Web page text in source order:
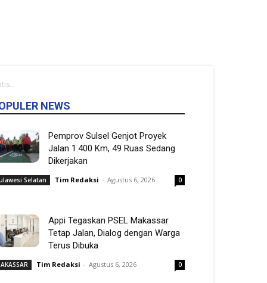
NEWS
Pemprov Sulsel Genjot Proyek
Jalan 1.400 Km, 49 Ruas Sedang
Dikerjakan
Selatan Tim Redaksi - Agustus 6, 2026 0
Appi Tegaskan PSEL Makassar
Tetap Jalan, Dialog dengan Warga
Terus Dibuka
Tim Redaksi - Agustus 6, 2026 0